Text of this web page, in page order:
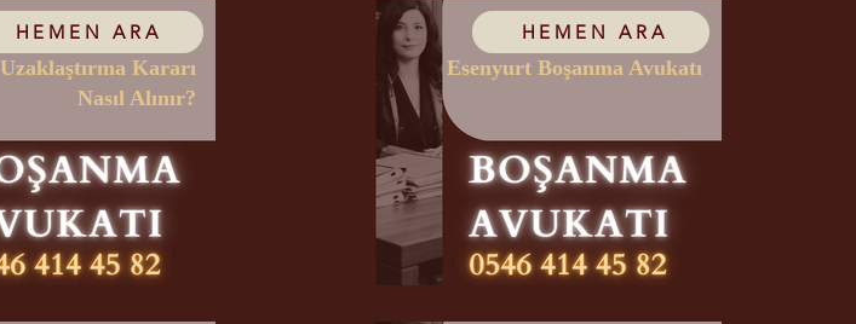
HEMEN ARA
Esenyurt Boşanma Avukatı
HEMEN ARA
Uzaklaştırma Kararı
Nasıl Alınır?